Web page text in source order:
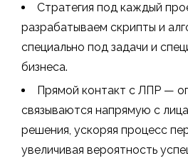
Стратегия под каждый
разрабатываем скрипты и
специально под задачи и
бизнеса.
Прямой контакт с ЛПР —
связываются напрямую с
решения, ускоряя процесс
увеличивая вероятность